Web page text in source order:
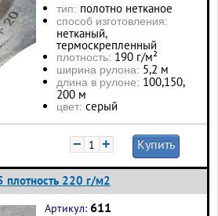
тип: полотно нетканое
способ изготовления:
нетканый,
термоскрепленный
плотность: 190 г/м²
ширина рулона: 5,2 м
длина в рулоне: 100, 150,
200 м
цвет: серый
− + Купить
плотность 220 г/м2
Артикул: 611